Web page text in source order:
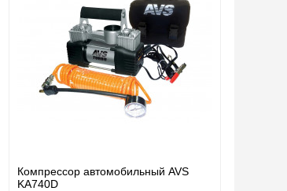
Компрессор автомобильный AVS
KA740D